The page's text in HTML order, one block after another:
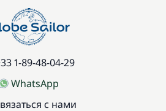
1-89-48-04-29
WhatsApp
с нами